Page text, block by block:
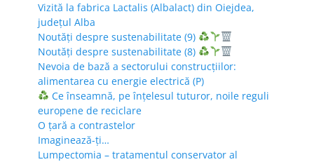
Vizită la fabrica Lactalis (Albalact) din Oiejdea,
județul Alba
Noutăți despre sustenabilitate (9)
Noutăți despre sustenabilitate (8)
Nevoia de bază a sectorului construcțiilor:
alimentarea cu energie electrică (P)
Ce înseamnă, pe înțelesul tuturor, noile reguli
europene de reciclare
O țară a contrastelor
Imaginează-ți…
Lumpectomia – tratamentul conservator al